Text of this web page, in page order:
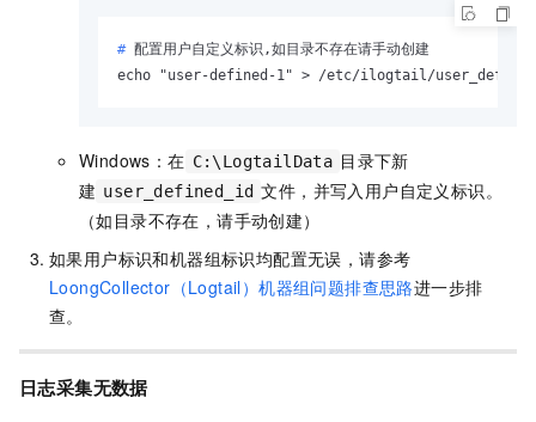
# 配置用户自定义标识,如目录不存在请手动创建
echo "user-defined-1" > /etc/ilogtail/
Windows：在 C:\LogtailData 目录下新
建 user_defined_id 文件，并写入用户自定义标识。
（如目录不存在，请手动创建）
如果用户标识和机器组标识均配置无误，请参考
LoongCollector（Logtail）机器组问题排查思路进一步排
查。
日志采集无数据